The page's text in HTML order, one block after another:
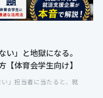
」と地獄になる。
体育会学生向け】
」担当者に当たると、就